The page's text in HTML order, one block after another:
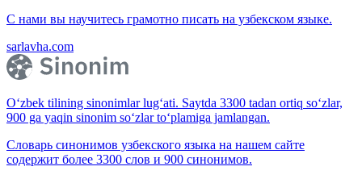
С нами вы научитесь грамотно писать на узбекском языке.
sarlavha.com
O‘zbek tilining sinonimlar lug‘ati. Saytda 3300 tadan ortiq so‘zlar,
900 ga yaqin sinonim so‘zlar to‘plamiga jamlangan.
Словарь синонимов узбекского языка на нашем сайте
содержит более 3300 слов и 900 синонимов.